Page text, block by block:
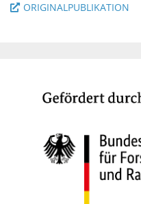
ORIGINALPUBLIKATION